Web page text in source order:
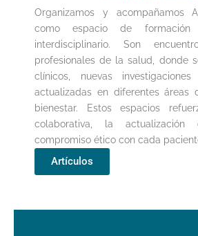
Organizamos y acompañamos
como espacio de formación
interdisciplinario. Son
profesionales de la salud, donde
clínicos, nuevas
actualizadas en diferentes
bienestar. Estos espacios
colaborativa, la
compromiso ético con cada
Artículos